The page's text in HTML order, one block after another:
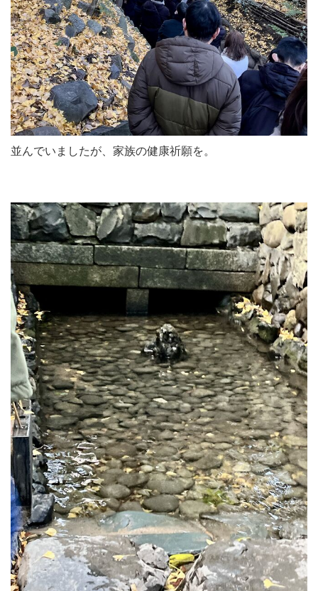
並んでいましたが、家族の健康祈願を。